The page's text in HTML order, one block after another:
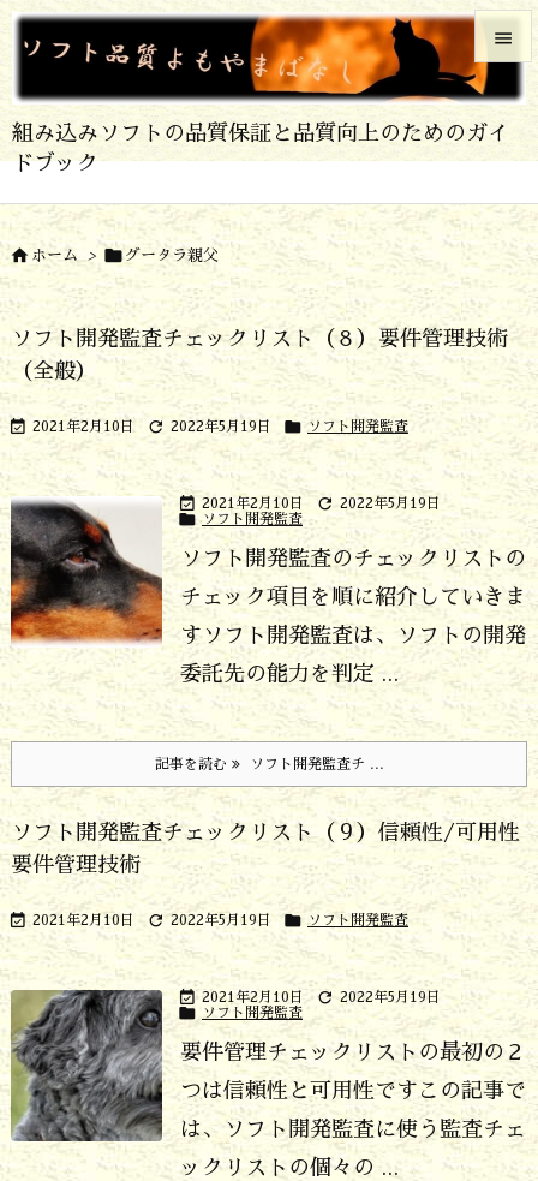
組み込みソフトの品質保証と品質向上のためのガイ
ドブック





検索
 ホーム > グータラ親父
ソフト開発監査チェックリスト（８）要件管理技術
（全般）
 2021年2月10日  2022年5月19日  ソフト開発監査
 2021年2月10日  2022年5月19日
 ソフト開発監査
ソフト開発監査のチェックリストの
チェック項目を順に紹介していきま
すソフト開発監査は、ソフトの開発
委託先の能力を判定 ...
記事を読む ソフト開発監査チ ...
ソフト開発監査チェックリスト（９）信頼性/可用性
要件管理技術
 2021年2月10日  2022年5月19日  ソフト開発監査
 2021年2月10日  2022年5月19日
 ソフト開発監査
要件管理チェックリストの最初の２
つは信頼性と可用性です この記事で
は、ソフト開発監査に使う監査チェ
ックリストの個々の ...